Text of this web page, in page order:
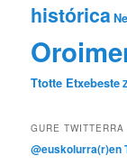
histórica
Ttotte Etxebeste
GURE TWITTERRA
@euskolurra(r)en